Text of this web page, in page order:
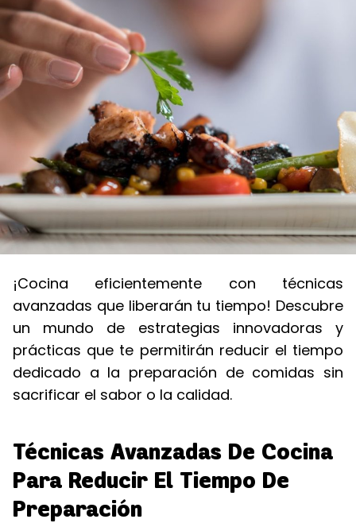
¡Cocina eficientemente con técnicas
avanzadas que liberarán tu tiempo! Descubre
un mundo de estrategias innovadoras y
prácticas que te permitirán reducir el tiempo
dedicado a la preparación de comidas sin
sacrificar el sabor o la calidad.
Técnicas Avanzadas De Cocina
Para Reducir El Tiempo De
Preparación